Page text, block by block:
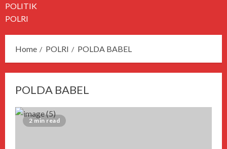
POLITIK
POLRI
Home POLRI POLDA BABEL
POLDA BABEL
2 min read